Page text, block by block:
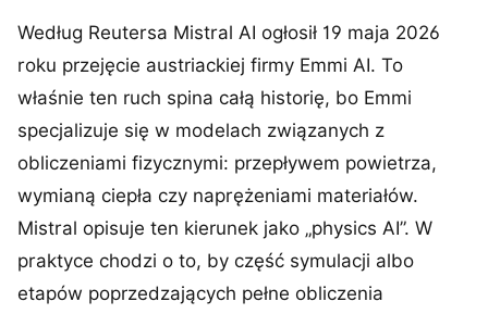
Według Reutersa Mistral AI ogłosił 19 maja 2026
roku przejęcie austriackiej firmy Emmi AI. To
właśnie ten ruch spina całą historię, bo Emmi
specjalizuje się w modelach związanych z
obliczeniami fizycznymi: przepływem powietrza,
wymianą ciepła czy naprężeniami materiałów.
Mistral opisuje ten kierunek jako „physics AI”. W
praktyce chodzi o to, by część symulacji albo
etapów poprzedzających pełne obliczenia